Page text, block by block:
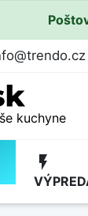
kuchyne
flash_on